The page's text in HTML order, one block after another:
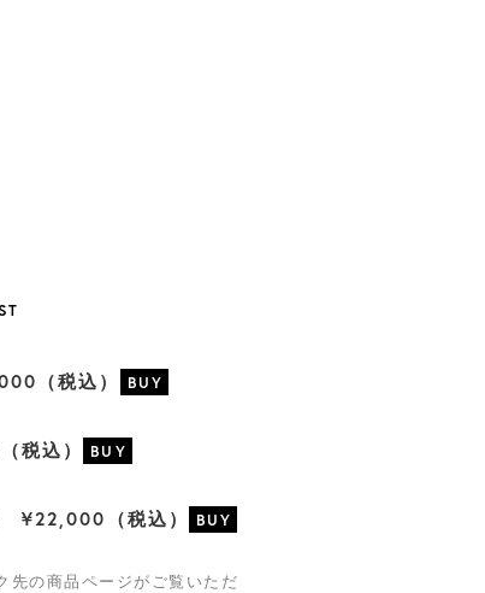
（税込）
税込）
¥22,000（税込）
先の商品ページがご覧いただ